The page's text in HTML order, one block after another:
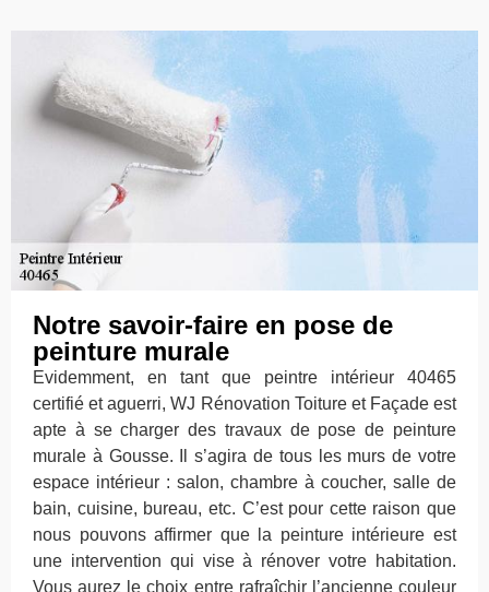
Notre savoir-faire en pose de
peinture murale
Evidemment, en tant que peintre intérieur 40465
certifié et aguerri, WJ Rénovation Toiture et Façade est
apte à se charger des travaux de pose de peinture
murale à Gousse. Il s’agira de tous les murs de votre
espace intérieur : salon, chambre à coucher, salle de
bain, cuisine, bureau, etc. C’est pour cette raison que
nous pouvons affirmer que la peinture intérieure est
une intervention qui vise à rénover votre habitation.
Vous aurez le choix entre rafraîchir l’ancienne couleur